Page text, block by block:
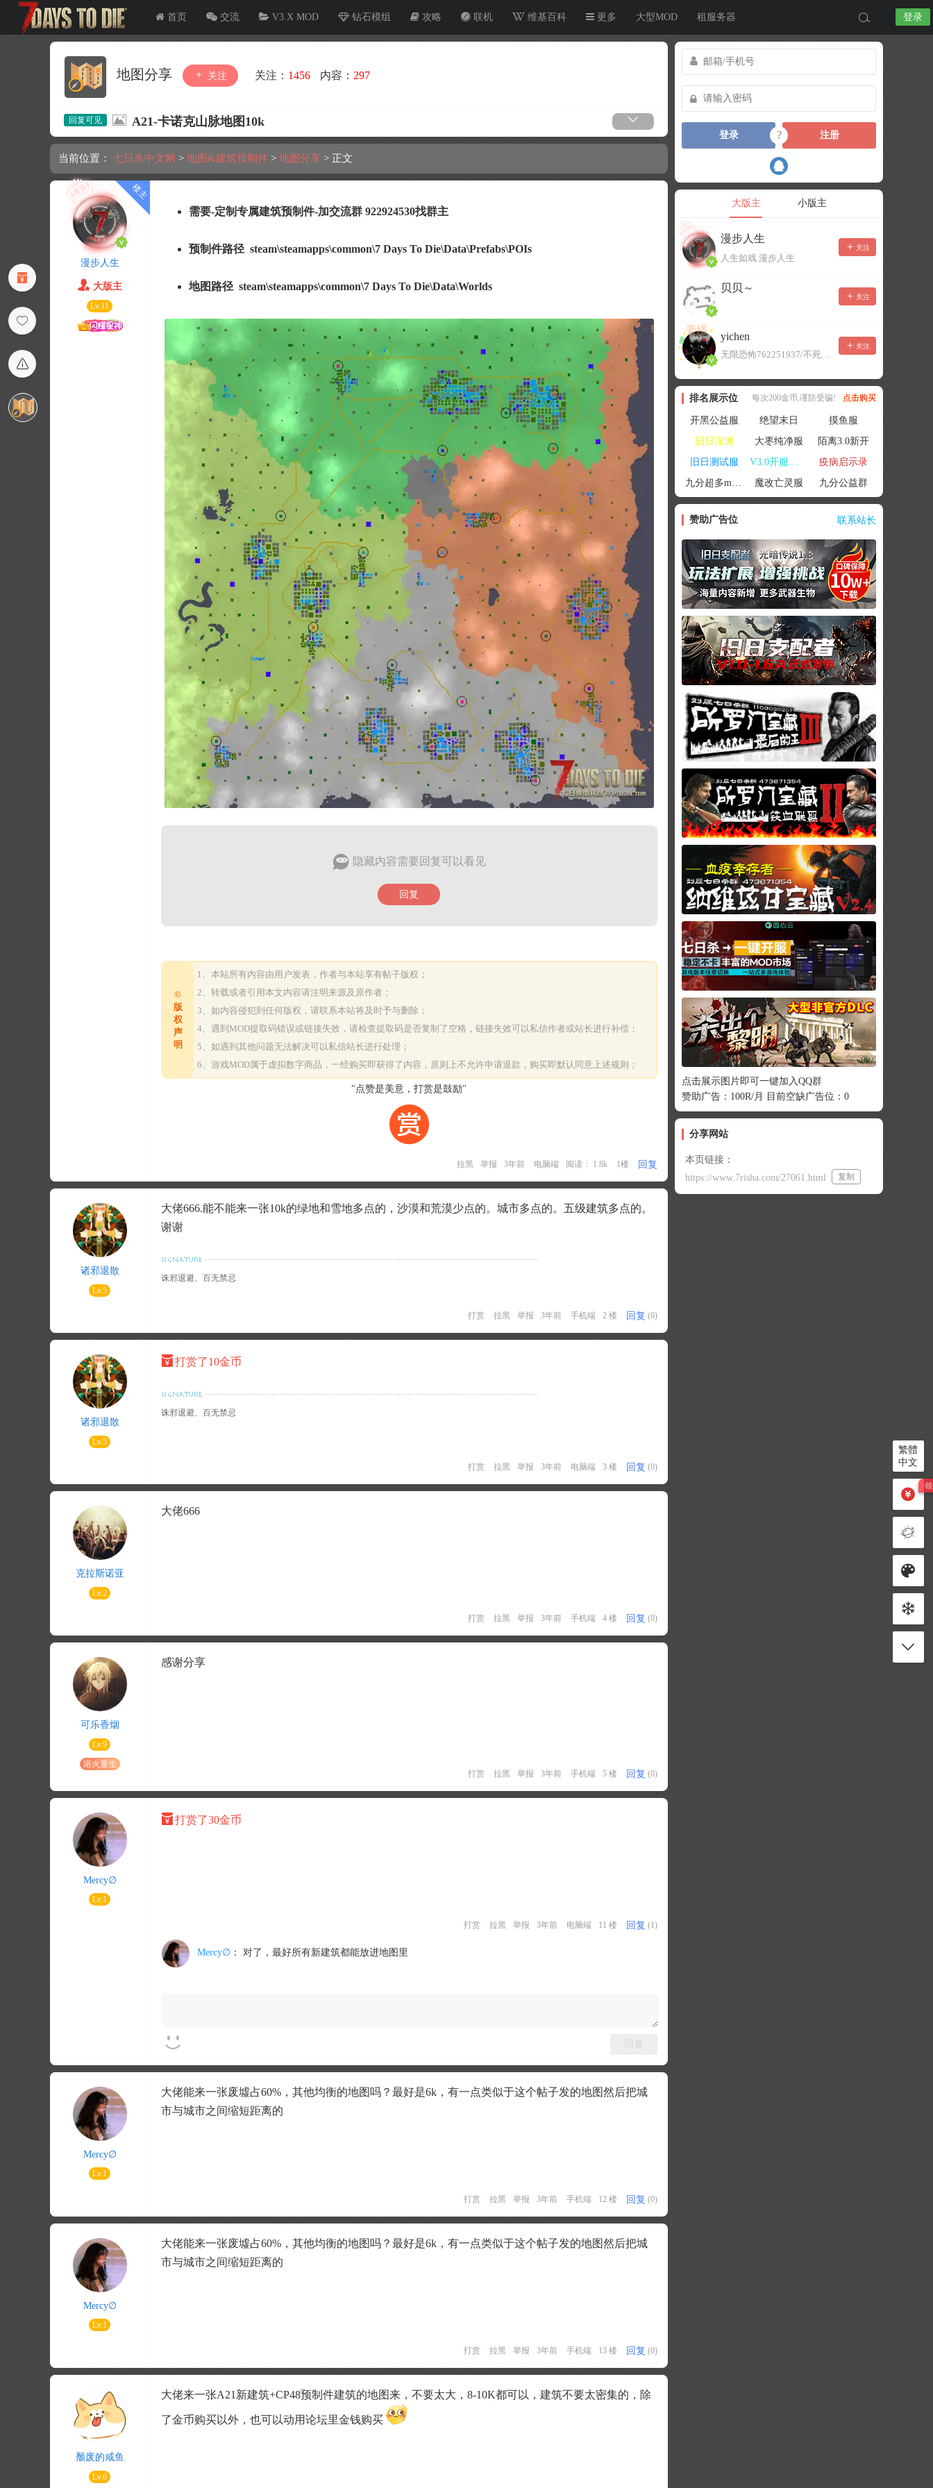
首页 交流 V3.X MOD 钻石模组 攻略 联机 维基百科 更多 大型MOD 租服务器 登录
地图分享 关注 关注： 1456 内容： 297
A21-卡诺克山脉地图10k
当前位置： 七日杀中文网 > 地图&建筑预制件 > 地图分享 > 正文
漫步人生
大版主
Lv.11
需要-定制专属建筑预制件-加交流群 922924530找群主
预制件路径 steam\steamapps\common\7 Days To Die\Data\Prefabs\POIs
地图路径 steam\steamapps\common\7 Days To Die\Data\Worlds
隐藏内容需要回复可以看见
回复
©
版
权
声
明
1、本站所有内容由用户发表，作者与本站享有帖子版权；
2、转载或者引用本文内容请注明来源及原作者；
3、如内容侵犯到任何版权，请联系本站将及时予与删除；
4、遇到MOD提取码错误或链接失效，请检查提取码是否复制了空格，链接失效可以私信作者或站长进行补偿；
5、如遇到其他问题无法解决可以私信站长进行处理；
6、游戏MOD属于虚拟数字商品，一经购买即获得了内容，原则上不允许申请退款，购买即默认同意上述规则；
"点赞是美意，打赏是鼓励"
拉黑 举报 3年前 电脑端 阅读： 1.8k 1楼 回复
诸邪退散
Lv.5
大佬666.能不能来一张10k的绿地和雪地多点的，沙漠和荒漠少点的。城市多点的。五级建筑多点的。
谢谢
诛邪退避、百无禁忌
打赏 拉黑 举报 3年前 手机端 2 楼 回复 (0)
诸邪退散
Lv.5
打赏了10金币
诛邪退避、百无禁忌
打赏 拉黑 举报 3年前 电脑端 3 楼 回复 (0)
克拉斯诺亚
Lv.2
大佬666
打赏 拉黑 举报 3年前 手机端 4 楼 回复 (0)
可乐香烟
Lv.9
浴火重生
感谢分享
打赏 拉黑 举报 3年前 手机端 5 楼 回复 (0)
Mercy∅
Lv.1
打赏了30金币
打赏 拉黑 举报 3年前 电脑端 11 楼 回复 (1)
Mercy∅ ： 对了，最好所有新建筑都能放进地图里
回复
Mercy∅
Lv.1
大佬能来一张废墟占60%，其他均衡的地图吗？最好是6k，有一点类似于这个帖子发的地图然后把城
市与城市之间缩短距离的
打赏 拉黑 举报 3年前 手机端 12 楼 回复 (0)
Mercy∅
Lv.1
大佬能来一张废墟占60%，其他均衡的地图吗？最好是6k，有一点类似于这个帖子发的地图然后把城
市与城市之间缩短距离的
打赏 拉黑 举报 3年前 手机端 13 楼 回复 (0)
颓废的咸鱼
Lv.6
大佬来一张A21新建筑+CP48预制件建筑的地图来，不要太大，8-10K都可以，建筑不要太密集的，除
了金币购买以外，也可以动用论坛里金钱购买
登录 ? 注册
大版主 小版主
漫步人生
人生如戏 漫步人生
关注
贝贝～
关注
yichen
无限恐怖762251937/不死者末日1080207504
关注
排名展示位 每次200金币,谨防受骗! 点击购买
开黑公益服 绝望末日
摸鱼服
旧日深渊
大枣纯净服
陌离3.0新开
旧日测试服
V3.0开服联机
疫病启示录
九分超多mod群
魔改亡灵服 九分公益群
赞助广告位 联系站长
点击展示图片即可一键加入QQ群
赞助广告：100R/月 目前空缺广告位：0
分享网站
本页链接：
https://www.7risha.com/27061.html
复制
繁體
中文